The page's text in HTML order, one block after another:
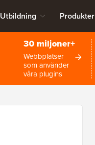
Utbildning Produkter
30 miljoner+
Webbplatser
som använder
våra plugins